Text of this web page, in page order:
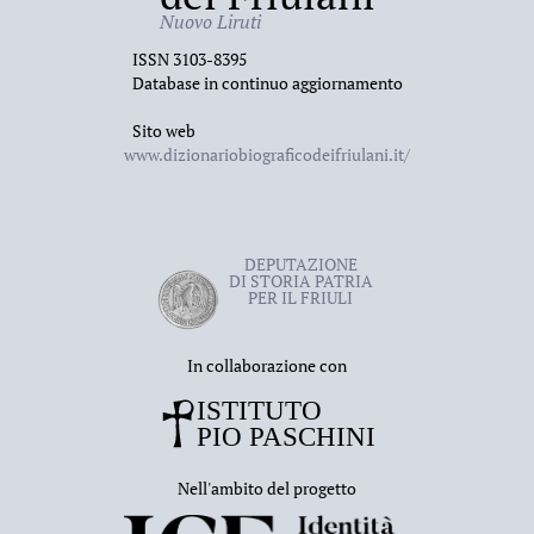
Nuovo Liruti
ISSN 3103-8395
Database in continuo aggiornamento
Sito web
www.dizionariobiograficodeifriulani.it/
DEPUTAZIONE
DI STORIA PATRIA
PER IL FRIULI
In collaborazione con
Nell'ambito del progetto